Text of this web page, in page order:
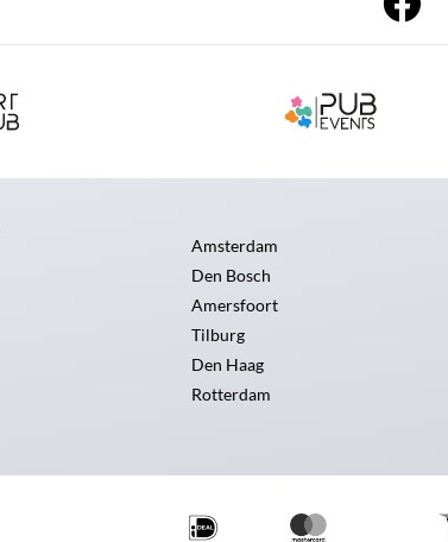
Amsterdam
Den Bosch
Amersfoort
Tilburg
Den Haag
Rotterdam